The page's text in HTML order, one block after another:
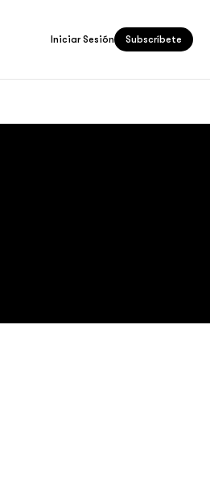
Iniciar Sesión Subscríbete